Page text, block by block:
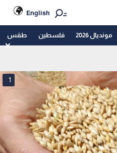
English
مونديال 2026 فلسطين طقس
1